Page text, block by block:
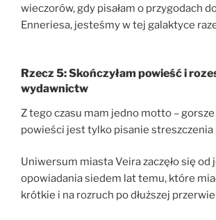
wieczorów, gdy pisałam o przygodach
Enneriesa, jesteśmy w tej galaktyce
Rzecz 5: Skończyłam powieść i
wydawnictw
Z tego czasu mam jedno motto –
powieści jest tylko pisanie streszczenia
Uniwersum miasta Veira zaczęło się od
opowiadania siedem lat temu, które
krótkie i na rozruch po dłuższej